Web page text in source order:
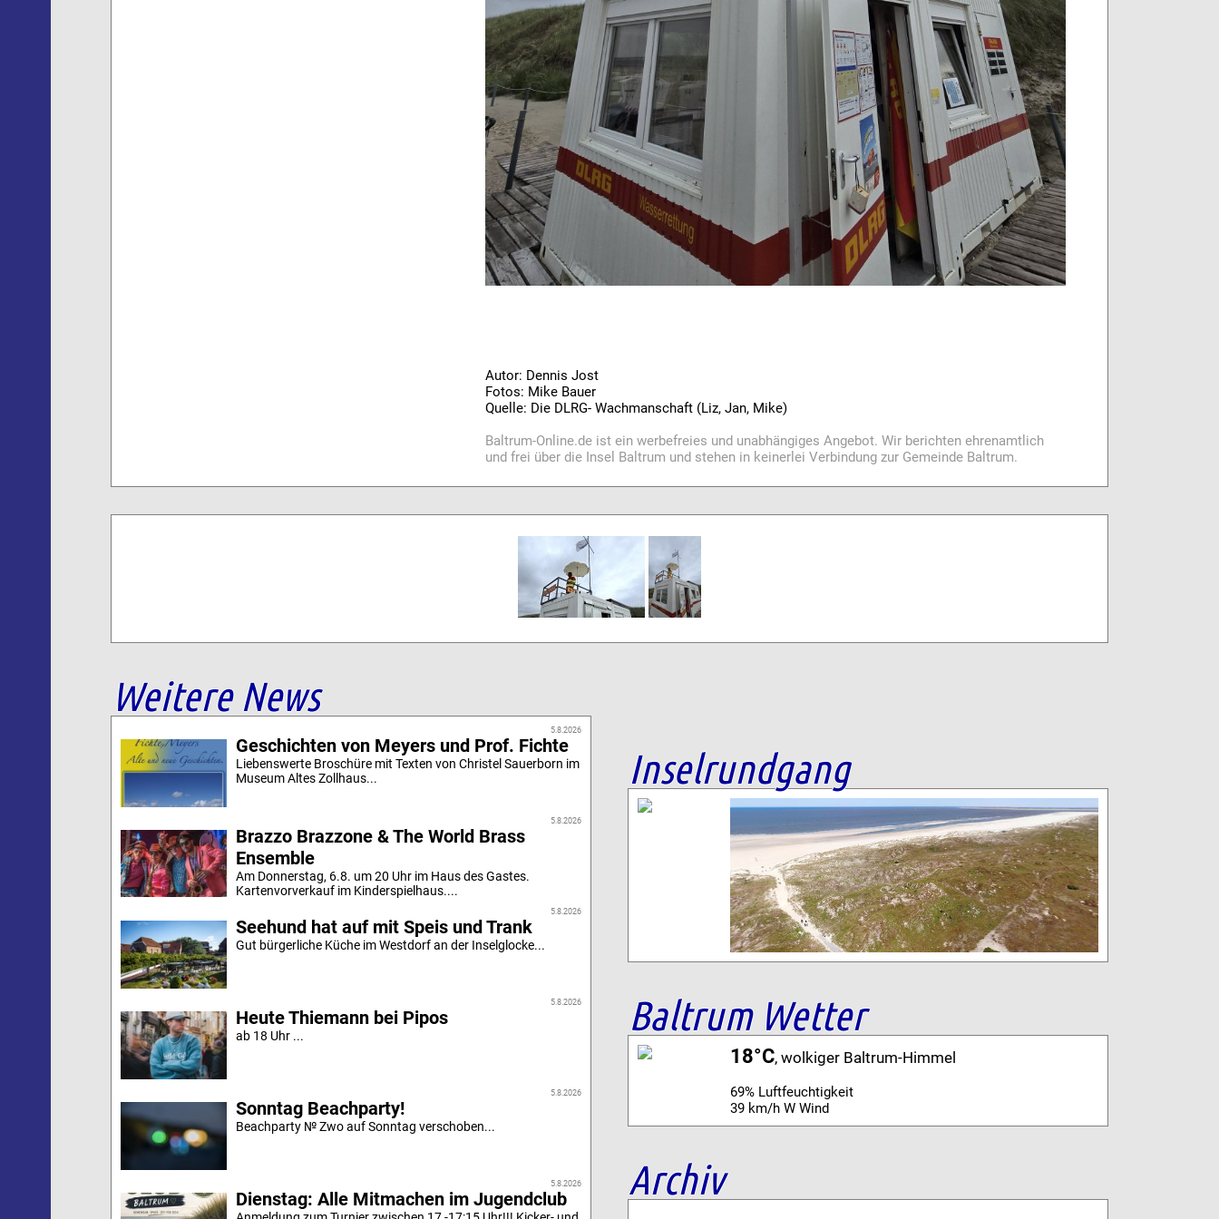
Autor: Dennis Jost
Fotos: Mike Bauer
Quelle: Die DLRG- Wachmanschaft (Liz, Jan, Mike)
Baltrum-Online.de ist ein werbefreies und unabhängiges Angebot. Wir berichten ehrenamtlich
und frei über die Insel Baltrum und stehen in keinerlei Verbindung zur Gemeinde Baltrum.
Weitere News
5.8.2026
Geschichten von Meyers und Prof. Fichte
Liebenswerte Broschüre mit Texten von Christel Sauerborn im
Museum Altes Zollhaus...
5.8.2026
Brazzo Brazzone & The World Brass
Ensemble
Am Donnerstag, 6.8. um 20 Uhr im Haus des Gastes.
Kartenvorverkauf im Kinderspielhaus....
5.8.2026
Seehund hat auf mit Speis und Trank
Gut bürgerliche Küche im Westdorf an der Inselglocke...
5.8.2026
Heute Thiemann bei Pipos
ab 18 Uhr ...
5.8.2026
Sonntag Beachparty!
Beachparty № Zwo auf Sonntag verschoben...
5.8.2026
Dienstag: Alle Mitmachen im Jugendclub
Inselrundgang
Baltrum Wetter
18°C, wolkiger Baltrum-Himmel
69% Luftfeuchtigkeit
39 km/h W Wind
Archiv